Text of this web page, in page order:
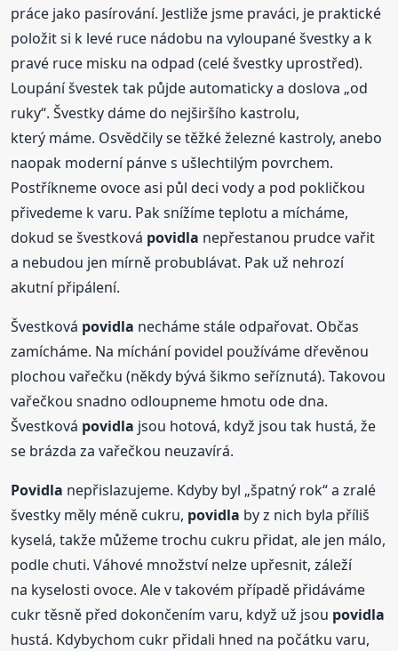
práce jako pasírování. Jestliže jsme praváci, je praktické
položit si k levé ruce nádobu na vyloupané švestky a k
pravé ruce misku na odpad (celé švestky uprostřed).
Loupání švestek tak půjde automaticky a doslova „od
ruky“. Švestky dáme do nejširšího kastrolu,
který máme. Osvědčily se těžké železné kastroly, anebo
naopak moderní pánve s ušlechtilým povrchem.
Postříkneme ovoce asi půl deci vody a pod pokličkou
přivedeme k varu. Pak snížíme teplotu a mícháme,
dokud se švestková povidla nepřestanou prudce vařit
a nebudou jen mírně probublávat. Pak už nehrozí
akutní připálení.
Švestková povidla necháme stále odpařovat. Občas
zamícháme. Na míchání povidel používáme dřevěnou
plochou vařečku (někdy bývá šikmo seříznutá). Takovou
vařečkou snadno odloupneme hmotu ode dna.
Švestková povidla jsou hotová, když jsou tak hustá, že
se brázda za vařečkou neuzavírá.
Povidla nepřislazujeme. Kdyby byl „špatný rok“ a zralé
švestky měly méně cukru, povidla by z nich byla příliš
kyselá, takže můžeme trochu cukru přidat, ale jen málo,
podle chuti. Váhové množství nelze upřesnit, záleží
na kyselosti ovoce. Ale v takovém případě přidáváme
cukr těsně před dokončením varu, když už jsou povidla
hustá. Kdybychom cukr přidali hned na počátku varu,